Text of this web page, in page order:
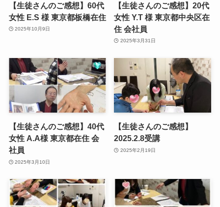
【生徒さんのご感想】60代
女性 E.S 様 東京都板橋在住
2025年10月9日
【生徒さんのご感想】20代
女性 Y.T 様 東京都中央区在
住 会社員
2025年3月31日
【生徒さんのご感想】40代
女性 A.A様 東京都在住 会
社員
2025年3月10日
【生徒さんのご感想】
2025.2.8受講
2025年2月19日